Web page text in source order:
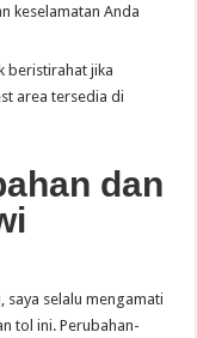
keselamatan Anda
beristirahat jika
area tersedia di
dan
selalu mengamati
tol ini. Perubahan-